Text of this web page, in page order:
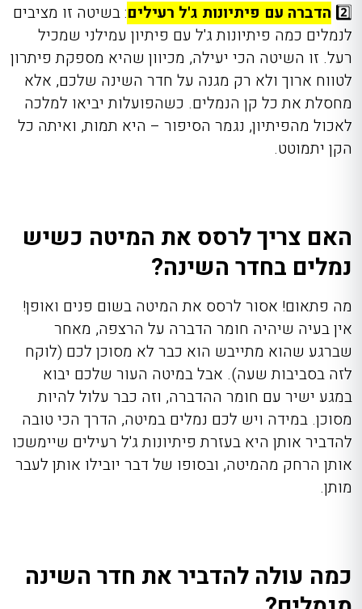
2️⃣ הדברה עם פיתיונות ג'ל רעילים: בשיטה זו מציבים
לנמלים כמה פיתיונות ג'ל עם פיתיון עמילני שמכיל
רעל. זו השיטה הכי יעילה, מכיוון שהיא מספקת פיתרון
לטווח ארוך ולא רק מגנה על חדר השינה שלכם, אלא
מחסלת את כל קן הנמלים. כשהפועלות יביאו למלכה
לאכול מהפיתיון, נגמר הסיפור – היא תמות, ואיתה כל
הקן יתמוטט.
האם צריך לרסס את המיטה כשיש
נמלים בחדר השינה?
מה פתאום! אסור לרסס את המיטה בשום פנים ואופן!
אין בעיה שיהיה חומר הדברה על הרצפה, מאחר
שברגע שהוא מתייבש הוא כבר לא מסוכן לכם (לוקח
לזה בסביבות שעה). אבל במיטה העור שלכם יבוא
במגע ישיר עם חומר ההדברה, וזה כבר עלול להיות
מסוכן. במידה ויש לכם נמלים במיטה, הדרך הכי טובה
להדביר אותן היא בעזרת פיתיונות ג'ל רעילים שיימשכו
אותן הרחק מהמיטה, ובסופו של דבר יובילו אותן לעבר
מותן.
כמה עולה להדביר את חדר השינה